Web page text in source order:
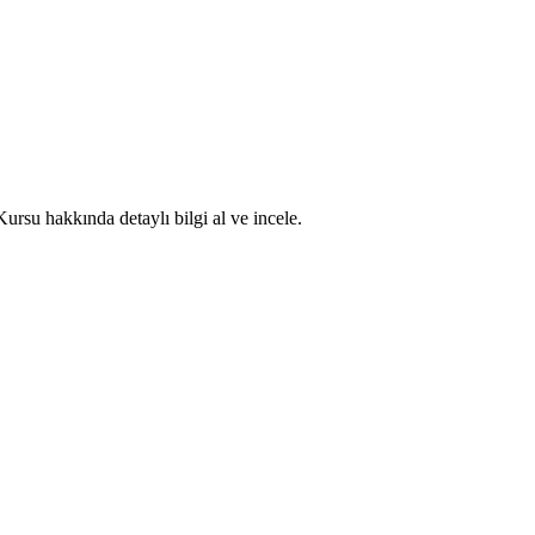
hakkında detaylı bilgi al ve incele.